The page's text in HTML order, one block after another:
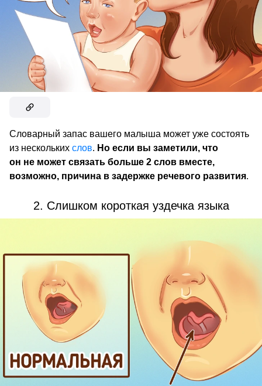
Словарный запас вашего малыша может уже состоять
из нескольких слов. Но если вы заметили, что
он не может связать больше 2 слов вместе,
возможно, причина в задержке речевого развития.
2. Слишком короткая уздечка языка